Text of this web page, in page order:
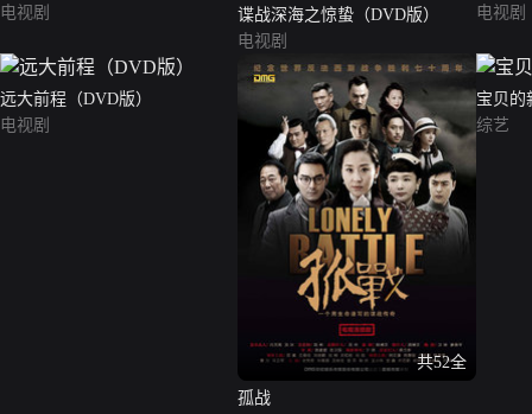
电视剧
谍战深海之惊蛰（DVD版）
电视剧
电视剧
远大前程（DVD版）
电视剧
共52全
孤战
宝贝的
综艺